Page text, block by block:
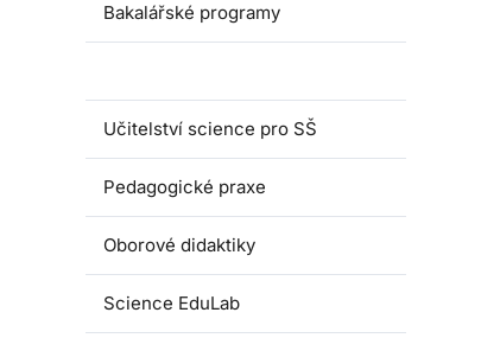
Bakalářské programy
Učitelství science pro SŠ
Pedagogické praxe
Oborové didaktiky
Science EduLab